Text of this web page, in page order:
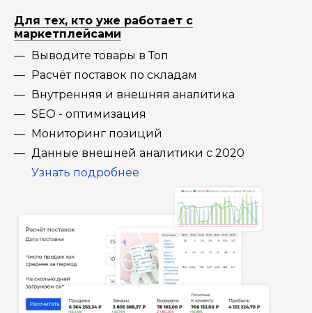
Для тех, кто уже работает с
маркетплейсами
Выводите товары в Топ
Расчёт поставок по складам
Внутренняя и внешняя аналитика
SEO - оптимизация
Мониторинг позиций
Данные внешней аналитики с 2020
Узнать подробнее